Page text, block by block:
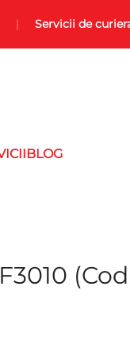
Servicii de
BLOG